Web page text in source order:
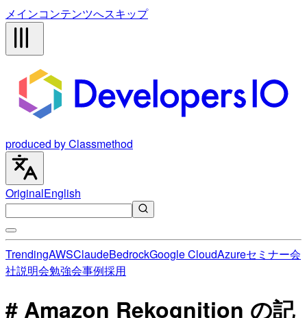
メインコンテンツへスキップ
produced by Classmethod
OriginalEnglish
TrendingAWSClaudeBedrockGoogle CloudAzureセミナー会
社説明会勉強会事例採用
# Amazon Rekognition の記